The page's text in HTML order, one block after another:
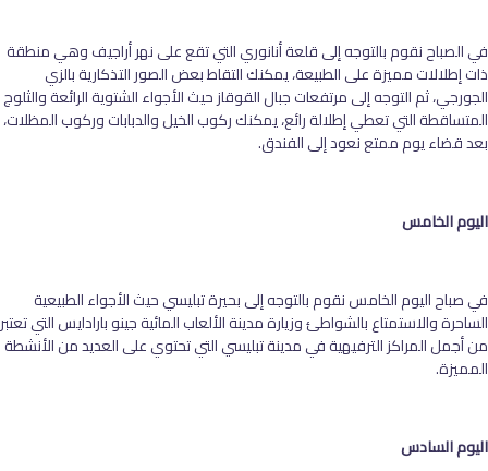
في الصباح نقوم بالتوجه إلى قلعة أنانوري التي تقع على نهر أراجيف وهي منطقة
ذات إطلالات مميزة على الطبيعة، يمكنك التقاط بعض الصور التذكارية بالزي
الجورجي، ثم التوجه إلى مرتفعات جبال القوقاز حيث الأجواء الشتوية الرائعة والثلوج
المتساقطة التي تعطي إطلالة رائع، يمكنك ركوب الخيل والدبابات وركوب المظلات،
بعد قضاء يوم ممتع نعود إلى الفندق.
اليوم الخامس
في صباح اليوم الخامس نقوم بالتوجه إلى بحيرة تبليسي حيث الأجواء الطبيعية
الساحرة والاستمتاع بالشواطئ وزيارة مدينة الألعاب المائية جينو بارادايس التي تعتبر
من أجمل المراكز الترفيهية في مدينة تبليسي التي تحتوي على العديد من الأنشطة
المميزة.
اليوم السادس